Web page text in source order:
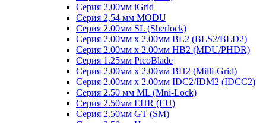
Серия 2.00мм iGrid
Серия 2,54 мм MODU
Серия 2.00мм SL (Sherlock)
Серия 2.00мм x 2.00мм BL2 (BLS2/BLD2)
Серия 2.00мм x 2.00мм HB2 (MDU/PHDR)
Серия 1.25мм PicoBlade
Серия 2.00мм х 2.00мм BH2 (Milli-Grid)
Серия 2.00мм х 2.00мм IDC2/IDM2 (IDCC2)
Серия 2.50 мм ML (Mni-Lock)
Серия 2.50мм EHR (EU)
Серия 2.50мм GT (SM)